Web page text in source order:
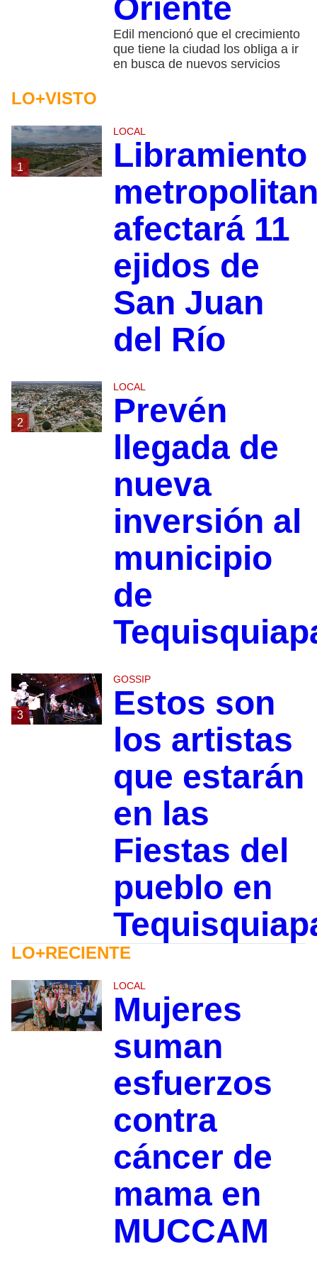
Oriente
Edil mencionó que el crecimiento
que tiene la ciudad los obliga a ir
en busca de nuevos servicios
LO+VISTO
1
LOCAL
Libramiento
afectará 11
ejidos de
San Juan
del Río
2
LOCAL
Prevén
llegada de
nueva
inversión al
municipio
de
3
GOSSIP
Estos son
los artistas
que estarán
en las
Fiestas del
pueblo en
LO+RECIENTE
LOCAL
Mujeres
suman
esfuerzos
contra
cáncer de
mama en
MUCCAM